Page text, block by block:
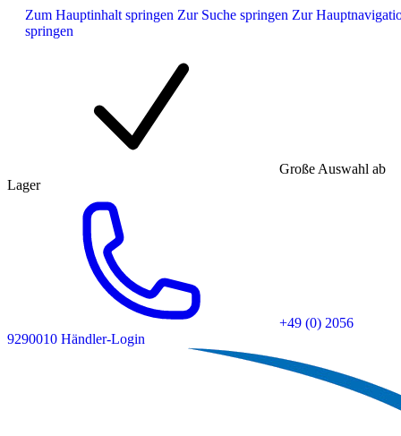
Zum Hauptinhalt springen Zur Suche springen Zur
springen
Große Auswahl ab
Lager
+49 (0) 2056
9290010 Händler-Login